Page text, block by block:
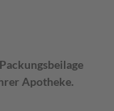
Apotheke.